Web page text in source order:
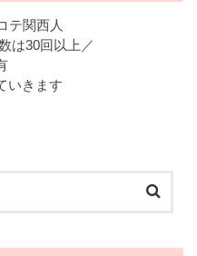
テ関西人
は30回以上／
いきます